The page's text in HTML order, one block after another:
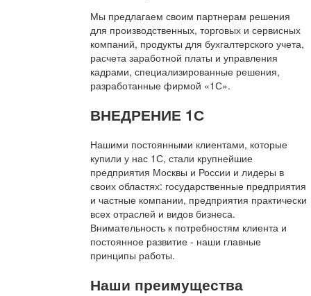
Мы предлагаем своим партнерам решения
для производственных, торговых и сервисных
компаний, продукты для бухгалтерского учета,
расчета заработной платы и управления
кадрами, специализированные решения,
разработанные фирмой «1С».
ВНЕДРЕНИЕ 1С
Нашими постоянными клиентами, которые
купили у нас 1С, стали крупнейшие
предприятия Москвы и России и лидеры в
своих областях: государственные предприятия
и частные компании, предприятия практически
всех отраслей и видов бизнеса.
Внимательность к потребностям клиента и
постоянное развитие - наши главные
принципы работы.
Наши преимущества